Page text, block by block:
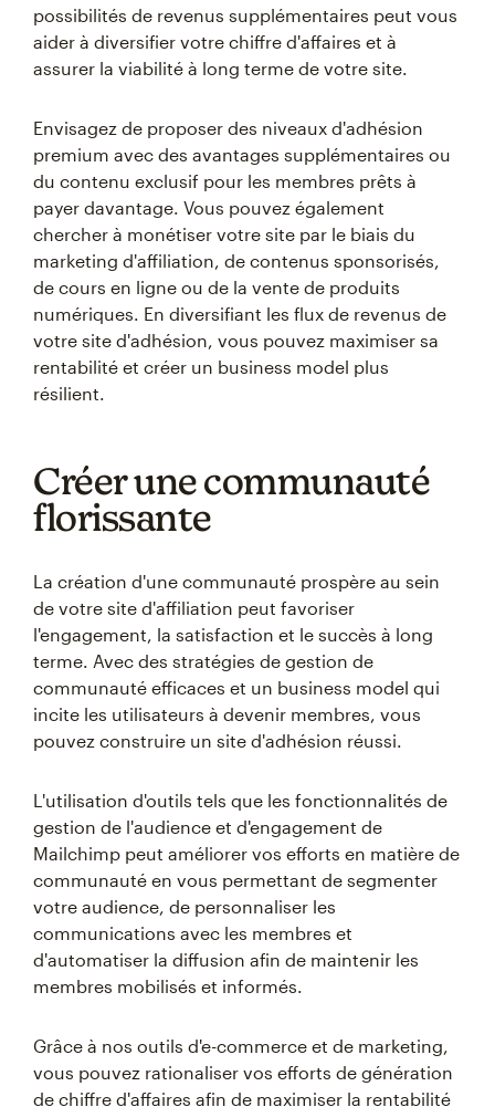
possibilités de revenus supplémentaires peut vous
aider à diversifier votre chiffre d'affaires et à
assurer la viabilité à long terme de votre site.
Envisagez de proposer des niveaux d'adhésion
premium avec des avantages supplémentaires ou
du contenu exclusif pour les membres prêts à
payer davantage. Vous pouvez également
chercher à monétiser votre site par le biais du
marketing d'affiliation, de contenus sponsorisés,
de cours en ligne ou de la vente de produits
numériques. En diversifiant les flux de revenus de
votre site d'adhésion, vous pouvez maximiser sa
rentabilité et créer un business model plus
résilient.
Créer une communauté
florissante
La création d'une communauté prospère au sein
de votre site d'affiliation peut favoriser
l'engagement, la satisfaction et le succès à long
terme. Avec des stratégies de gestion de
communauté efficaces et un business model qui
incite les utilisateurs à devenir membres, vous
pouvez construire un site d'adhésion réussi.
L'utilisation d'outils tels que les fonctionnalités de
gestion de l'audience et d'engagement de
Mailchimp peut améliorer vos efforts en matière de
communauté en vous permettant de segmenter
votre audience, de personnaliser les
communications avec les membres et
d'automatiser la diffusion afin de maintenir les
membres mobilisés et informés.
Grâce à nos outils d'e-commerce et de marketing,
vous pouvez rationaliser vos efforts de génération
de chiffre d'affaires afin de maximiser la rentabilité